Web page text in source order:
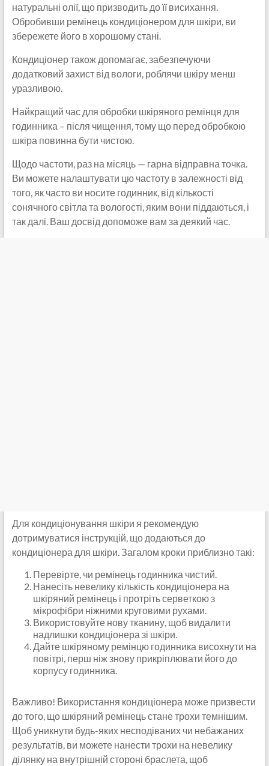
натуральні олії, що призводить до її висихання.
Обробивши ремінець кондиціонером для шкіри, ви
збережете його в хорошому стані.
Кондиціонер також допомагає, забезпечуючи
додатковий захист від вологи, роблячи шкіру менш
уразливою.
Найкращий час для обробки шкіряного ремінця для
годинника – після чищення, тому що перед обробкою
шкіра повинна бути чистою.
Щодо частоти, раз на місяць — гарна відправна точка.
Ви можете налаштувати цю частоту в залежності від
того, як часто ви носите годинник, від кількості
сонячного світла та вологості, яким вони піддаються, і
так далі. Ваш досвід допоможе вам за деякий час.
Для кондиціонування шкіри я рекомендую
дотримуватися інструкцій, що додаються до
кондиціонера для шкіри. Загалом кроки приблизно такі:
Перевірте, чи ремінець годинника чистий.
Нанесіть невелику кількість кондиціонера на
шкіряний ремінець і протріть серветкою з
мікрофібри ніжними круговими рухами.
Використовуйте нову тканину, щоб видалити
надлишки кондиціонера зі шкіри.
Дайте шкіряному ремінцю годинника висохнути на
повітрі, перш ніж знову прикріплювати його до
корпусу годинника.
Важливо! Використання кондиціонера може призвести
до того, що шкіряний ремінець стане трохи темнішим.
Щоб уникнути будь-яких несподіваних чи небажаних
результатів, ви можете нанести трохи на невелику
ділянку на внутрішній стороні браслета, щоб